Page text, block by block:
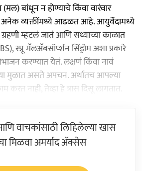
बांधून न होण्याचे किंवा वारंवार
अनेक व्यक्तींमध्ये आढळत आहे. आयुर्वेदामध्ये
ग्रहणी म्हटलं जातं आणि सध्याच्या काळात
स्प्रू मॅलअ‍ॅबसॉर्प्शन सिंड्रोम अशा प्रकारे
करण्यात येतं. लक्षणं किंवा नावं
मुळात असते अपचन. अर्थातच आपल्या
करत नाही, तेव्हा हे त्रास दिसू लागतात.
वाचकांसाठी लिहिलेल्या खास
मिळवा अमर्याद ॲक्सेस